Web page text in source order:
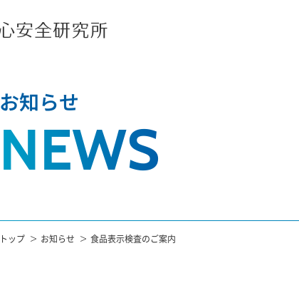
お知らせ
NEWS
トップ お知らせ 食品表示検査のご案内